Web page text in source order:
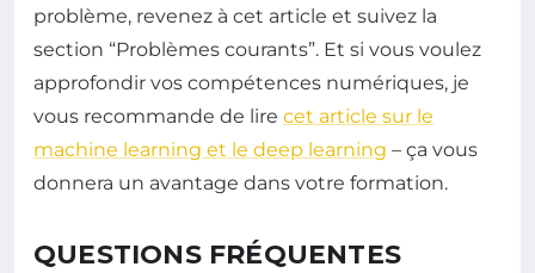
problème, revenez à cet article et suivez la
section “Problèmes courants”. Et si vous voulez
approfondir vos compétences numériques, je
vous recommande de lire cet article sur le
machine learning et le deep learning – ça vous
donnera un avantage dans votre formation.
QUESTIONS FRÉQUENTES